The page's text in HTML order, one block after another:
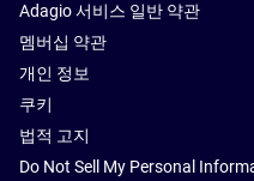
Adagio 서비스 일반 약관
멤버십 약관
개인 정보
쿠키
법적 고지
Do Not Sell My Personal